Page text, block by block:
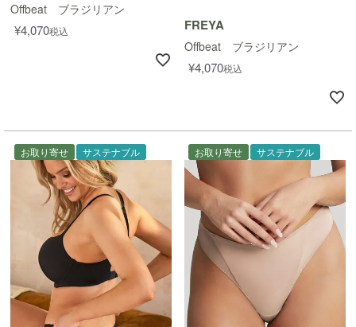
Offbeat ブラジリアン
¥4,070税込 FREYA
Offbeat ブラジリアン
¥4,070税込
お取り寄せ サステナブル お取り寄せ サステナブル